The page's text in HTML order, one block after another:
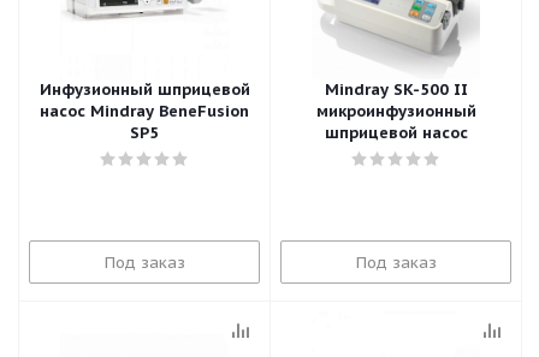
Инфузионный шприцевой
насос Mindray BeneFusion
SP5
Под заказ
Mindray SK-500 II
микроинфузионный
шприцевой насос
Под заказ